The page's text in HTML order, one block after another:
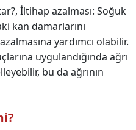
İltihap azalması: Soğuk
kan damarlarını
yardımcı olabilir.
uygulandığında ağrı
bu da ağrının